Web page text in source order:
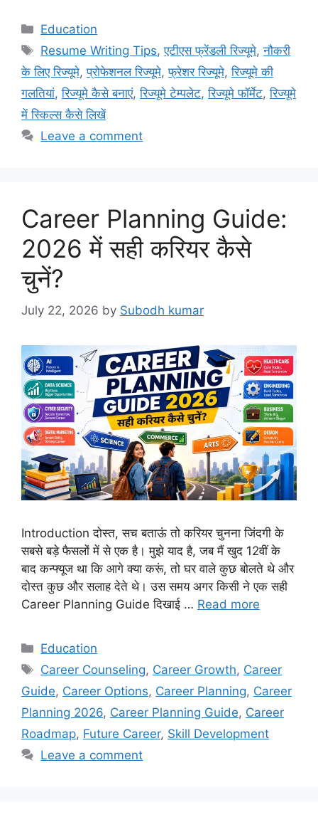
Education
Resume Writing Tips,एटीएस फ्रेंडली रिज्यूमे,नौकरी
के लिए रिज्यूमे,प्रोफेशनल रिज्यूमे,फ्रेशर रिज्यूमे,रिज्यूमे की
गलतियां,रिज्यूमे कैसे बनाएं,रिज्यूमे टेम्पलेट,रिज्यूमे फॉर्मेट,रिज्यूमे
में स्किल्स कैसे लिखें
Leave a comment
Career Planning Guide:
2026 में सही करियर कैसे
चुनें?
July 22, 2026 by Subodh kumar
Introduction दोस्त, सच बताऊं तो करियर चुनना जिंदगी के
सबसे बड़े फैसलों में से एक है। मुझे याद है, जब मैं खुद 12वीं के
बाद कन्फ्यूज था कि आगे क्या करूं, तो घर वाले कुछ बोलते थे और
दोस्त कुछ और सलाह देते थे। उस समय अगर किसी ने एक सही
Career Planning Guide दिखाई … Read more
Education
Career Counseling, Career Growth, Career
Guide, Career Options, Career Planning, Career
Planning 2026, Career Planning Guide, Career
Roadmap, Future Career, Skill Development
Leave a comment